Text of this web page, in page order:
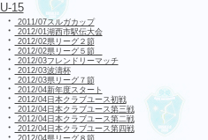
U-15
・
2011/07スルガカップ
・ 2012/01湖西市駅伝大会
・ 2012/02県リーグ２節
・ 2012/02県リーグ５節
・ 2012/03フレンドリーマッチ
・ 2012/03波濤杯
・ 2012/03県リーグ７節
・ 2012/04新年度スタート
・ 2012/04日本クラブユース初戦
・ 2012/04日本クラブユース第三戦
・ 2012/04日本クラブユース第二戦
・ 2012/04日本クラブユース第四戦
・ 2012/04県リーグ８節